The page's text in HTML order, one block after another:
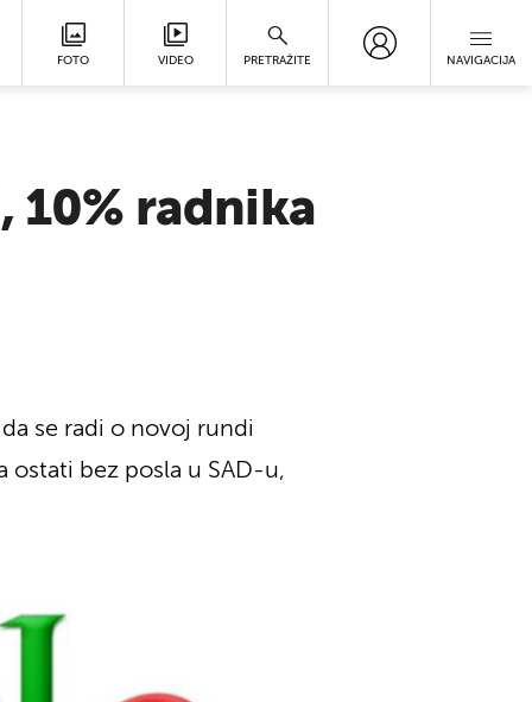
FOTO VIDEO PRETRAŽITE NAVIGACIJA
10% radnika
se radi o novoj rundi
ostati bez posla u SAD-u,